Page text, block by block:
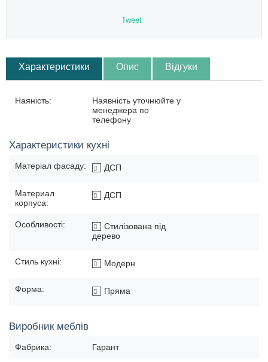
Tweet
Характеристики Опис Відгуки
Наяність:
Наявність уточнюйте у
менеджера по
телефону
Характеристики кухні
Матеріал фасаду: ДСП
Материал
корпуса:
ДСП
Особливості:
Стилізована під
дерево
Стиль кухні: Модерн
Форма: Пряма
Виробник меблів
Фабрика: Гарант